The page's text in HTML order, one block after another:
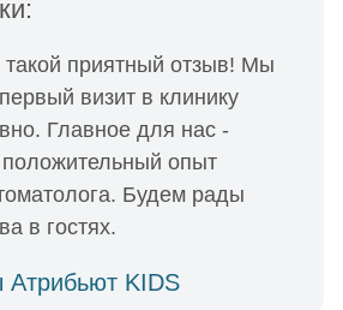
приятный отзыв! Мы
визит в клинику
Главное для нас -
опыт
Будем рады
в гостях.
Атрибьют KIDS